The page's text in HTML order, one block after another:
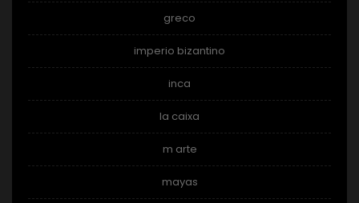
greco
imperio bizantino
inca
la caixa
m arte
mayas